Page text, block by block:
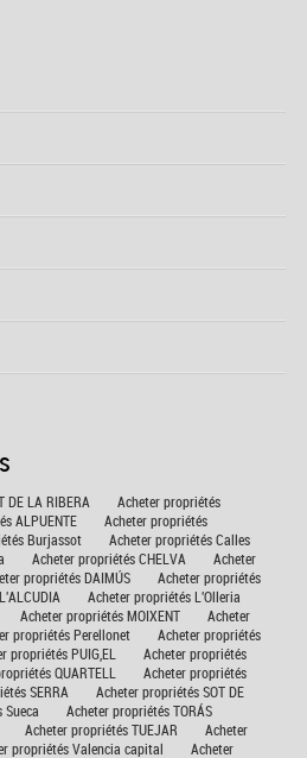
LA RIBERA
Acheter propriétés
ALPUENTE
Acheter propriétés
Burjassot
Acheter propriétés Calles
Acheter propriétés CHELVA
Acheter
propriétés DAIMÚS
Acheter propriétés
Acheter propriétés L'Olleria
Acheter propriétés MOIXENT
Acheter
propriétés Perellonet
Acheter propriétés
propriétés PUIG,EL
Acheter propriétés
QUARTELL
Acheter propriétés
SERRA
Acheter propriétés SOT DE
Acheter propriétés TORÁS
Acheter propriétés TUEJAR
Acheter
propriétés Valencia capital
Acheter